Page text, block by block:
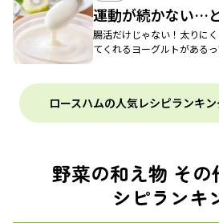
運動が続かない…
腸活だけじゃない！太りに
てくれるヨーグルトがある
ロースハムの人気レシピランキ
野菜の和え物 その
シピランキ